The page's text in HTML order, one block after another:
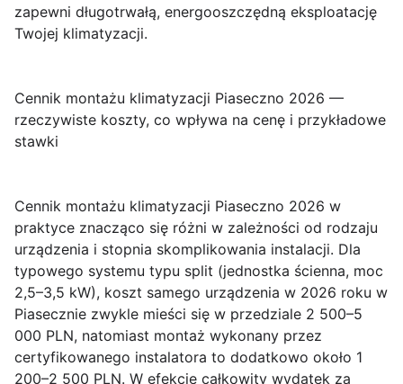
zapewni długotrwałą, energooszczędną eksploatację
Twojej klimatyzacji.
Cennik montażu klimatyzacji Piaseczno 2026 —
rzeczywiste koszty, co wpływa na cenę i przykładowe
stawki
Cennik montażu klimatyzacji Piaseczno 2026 w
praktyce znacząco się różni w zależności od rodzaju
urządzenia i stopnia skomplikowania instalacji. Dla
typowego systemu typu split (jednostka ścienna, moc
2,5–3,5 kW), koszt samego urządzenia w 2026 roku w
Piasecznie zwykle mieści się w przedziale 2 500–5
000 PLN, natomiast montaż wykonany przez
certyfikowanego instalatora to dodatkowo około 1
200–2 500 PLN. W efekcie całkowity wydatek za